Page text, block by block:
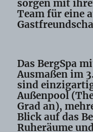
sorgen mit
Team für eine
Das BergSpa
Ausmaßen im
sind
Außenpool
Grad an),
Blick auf das
Ruheräume